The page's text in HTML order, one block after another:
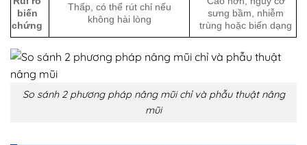
biến
chứng
Thấp, có thể rút chỉ nếu
không hài lòng
sưng bầm, nhiễm
trùng hoặc biến dạng
So sánh 2 phương pháp nâng mũi chỉ và phẫu thuật nâng
mũi